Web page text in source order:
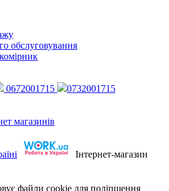
обслуговування
0672001715
0732001715
магазинів
Інтернет-магазин
файли cookie для поліпшення